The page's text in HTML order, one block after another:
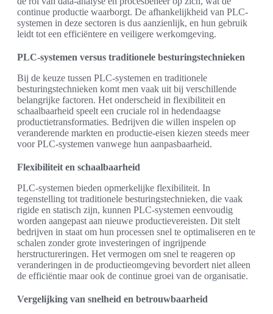
continue productie waarborgt. De afhankelijkheid van PLC-
systemen in deze sectoren is dus aanzienlijk, en hun gebruik
leidt tot een efficiëntere en veiligere werkomgeving.
PLC-systemen versus traditionele besturingstechnieken
Bij de keuze tussen PLC-systemen en traditionele
besturingstechnieken komt men vaak uit bij verschillende
belangrijke factoren. Het onderscheid in flexibiliteit en
schaalbaarheid speelt een cruciale rol in hedendaagse
productietransformaties. Bedrijven die willen inspelen op
veranderende markten en productie-eisen kiezen steeds meer
voor PLC-systemen vanwege hun aanpasbaarheid.
Flexibiliteit en schaalbaarheid
PLC-systemen bieden opmerkelijke flexibiliteit. In
tegenstelling tot traditionele besturingstechnieken, die vaak
rigide en statisch zijn, kunnen PLC-systemen eenvoudig
worden aangepast aan nieuwe productievereisten. Dit stelt
bedrijven in staat om hun processen snel te optimaliseren en te
schalen zonder grote investeringen of ingrijpende
herstructureringen. Het vermogen om snel te reageren op
veranderingen in de productieomgeving bevordert niet alleen
de efficiëntie maar ook de continue groei van de organisatie.
Vergelijking van snelheid en betrouwbaarheid